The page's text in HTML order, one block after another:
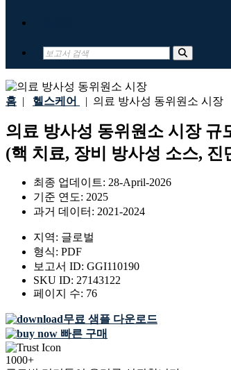
홈 | 헬스케어 | 의료 방사성 동위원소 시장
의료 방사성 동위원소 시장 규
(핵 치료, 장비 방사성 소스, 진
최종 업데이트: 28-April-2026
기준 연도: 2025
과거 데이터: 2021-2024
지역: 글로벌
형식: PDF
보고서 ID: GGI110190
SKU ID: 27143122
페이지 수: 76
무료 샘플 다운로드
빠른 구매
1000+